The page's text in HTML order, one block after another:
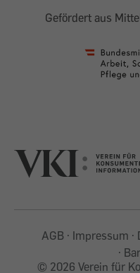
Gefördert aus
AGB Impressum
© 2026 Verein für